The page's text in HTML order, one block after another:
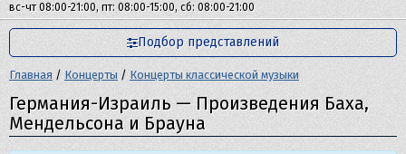
вс-чт 08:00-21:00, пт: 08:00-15:00, сб: 08:00-21:00
Подбор представлений
Главная / Концерты / Концерты классической музыки
Германия-Израиль — Произведения Баха,
Мендельсона и Брауна